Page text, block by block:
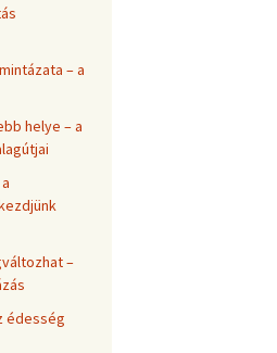
– a
helye – a
–
édesség